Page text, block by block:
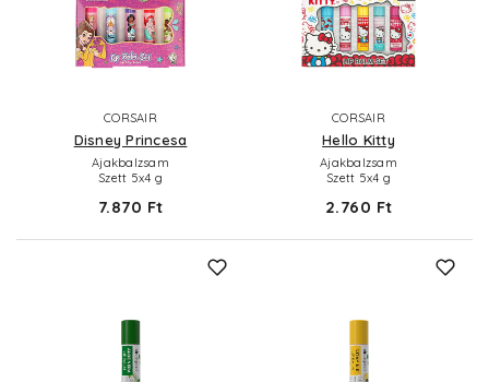
CORSAIR
Disney Princesa
Ajakbalzsam
Szett 5x4 g
7.870 Ft
CORSAIR
Hello Kitty
Ajakbalzsam
Szett 5x4 g
2.760 Ft